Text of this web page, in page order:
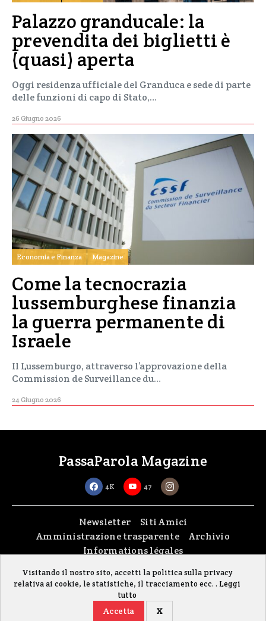
Palazzo granducale: la
prevendita dei biglietti è
(quasi) aperta
Oggi residenza ufficiale del Granduca e sede di parte
delle funzioni di capo di Stato,…
26 Giugno 2026
Economia e Finanza Magazine
Come la tecnocrazia
lussemburghese finanzia
la guerra permanente di
Israele
Il Lussemburgo, attraverso l’approvazione della
Commission de Surveillance du…
24 Giugno 2026
PassaParola Magazine
4K 47
Newsletter
Siti Amici
Amministrazione trasparente
Archivio
Informations légales
Copyright © 2026passaparola asbl| Made with passion byfontana.lu
Il sito è stato realizzato grazie al contributo della FISC (Federazione Italiana
Visitando il nostro sito, accetti la politica sulla privacy
relativa ai cookie, le statistiche, il tracciamento ecc. . Leggi
tutto
Accetta X